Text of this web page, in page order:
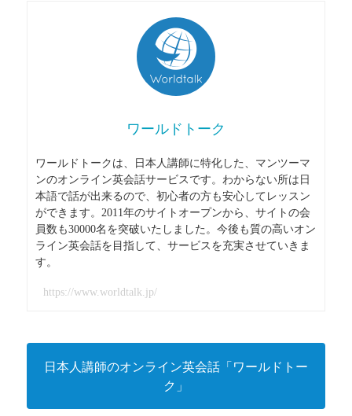
ワールドトーク
ワールドトークは、日本人講師に特化した、マンツーマ
ンのオンライン英会話サービスです。わからない所は日
本語で話が出来るので、初心者の方も安心してレッスン
ができます。2011年のサイトオープンから、サイトの会
員数も30000名を突破いたしました。今後も質の高いオン
ライン英会話を目指して、サービスを充実させていきま
す。
https://www.worldtalk.jp/
日本人講師のオンライン英会話「ワールドトー
ク」